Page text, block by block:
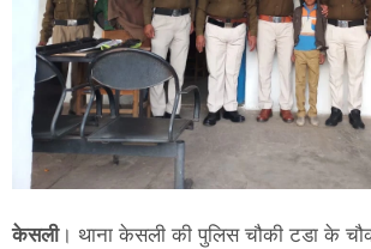
केसली। थाना केसली की पुलिस चौकी टडा के